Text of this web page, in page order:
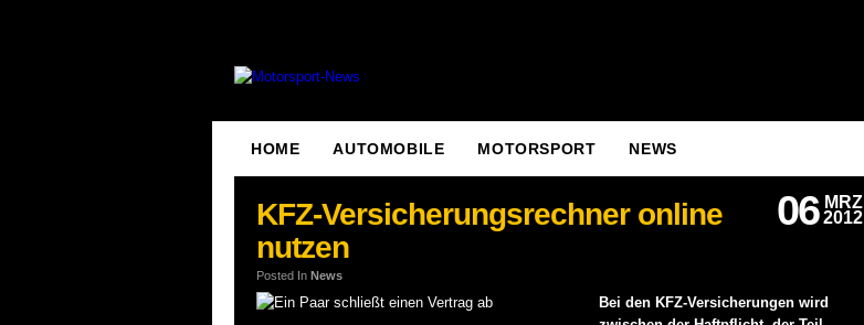
HOME AUTOMOBILE MOTORSPORT NEWS
MRZ
2012
06
KFZ-Versicherungsrechner online
nutzen
Posted In News
Bei den KFZ-Versicherungen wird